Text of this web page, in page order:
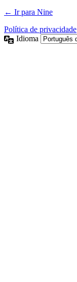
← Ir para Nine
Política de privacidade
Idioma